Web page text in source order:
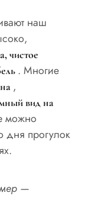
наш
чистое
. Многие
,
вид на
можно
дня прогулок
—